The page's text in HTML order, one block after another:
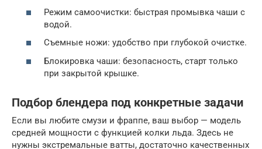
Режим самоочистки: быстрая промывка чаши с
водой.
Съемные ножи: удобство при глубокой очистке.
Блокировка чаши: безопасность, старт только
при закрытой крышке.
Подбор блендера под конкретные задачи
Если вы любите смузи и фраппе, ваш выбор — модель
средней мощности с функцией колки льда. Здесь не
нужны экстремальные ватты, достаточно качественных